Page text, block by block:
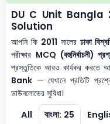
DU C Unit Bangla
Solution
আপনি কি 2011 সালেরঢাকা
পরীক্ষার MCQ (বহুনির্বাচনী)
প্রস্তুতিকে আরও কার্যকর করতে
Bank — যেখানে প্রতিটি
ডাউনলোডের সুবিধা।
All বাংলা: 25